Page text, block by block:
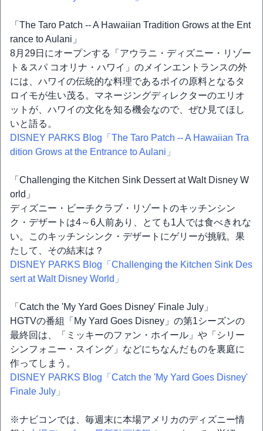
「The Taro Patch -- A Hawaiian Tradition Grows at the Ent
rance to Aulani」
8月29日にオープンする「アウラニ・ディズニー・リゾー
ト＆スパ コオリナ・ハワイ」のメインエントランスの外
には、ハワイの伝統的な料理であるポイの原料となるタ
ロイモが生い茂る。マネージングディレクターのエリオ
ットが、ハワイの文化を知る機会なので、ぜひ見てほし
いと語る。
DISNEY PARKS Blog「The Taro Patch -- A Hawaiian Tra
dition Grows at the Entrance to Aulani」
「Challenging the Kitchen Sink Dessert at Walt Disney W
orld」
ディズニー・ビーチクラブ・リゾートのキッチンシン
ク・デザートは4～6人前あり、とても1人では食べきれな
い。このキッチンシンク・デザートにゲリーが挑戦。果
たして、その結末は？
DISNEY PARKS Blog「Challenging the Kitchen Sink Des
sert at Walt Disney World」
「Catch the 'My Yard Goes Disney' Finale July」
HGTVの番組「My Yard Goes Disney」の第1シーズンの
最終回は、「ミッキーのファン・ホイール」や「シリー
シンフォニー・スイング」などにちなんだものを裏庭に
作ってしまう。
DISNEY PARKS Blog「Catch the 'My Yard Goes Disney'
Finale July」
※ナビコンでは、毎週末に本場アメリカのディズニー情